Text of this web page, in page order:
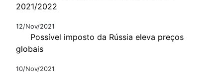
2021/2022
12/Nov/2021
Possível imposto da Rússia eleva preços
globais
10/Nov/2021